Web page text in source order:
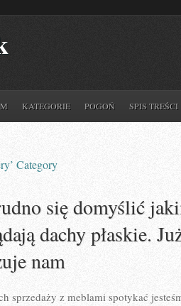
KATEGORIE POGOŃ SPIS TREŚCI
Category
się domyślić
dachy płaskie.
nam
sprzedaży z meblami spotykać